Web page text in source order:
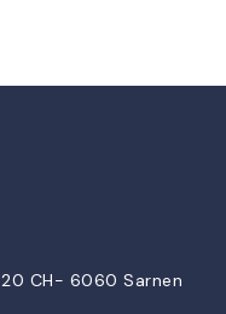
CH- 6060 Sarnen